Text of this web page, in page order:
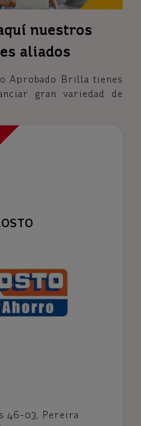
nuestros
aliados
Aprobado Brilla tienes
gran variedad de
46-03, Pereira